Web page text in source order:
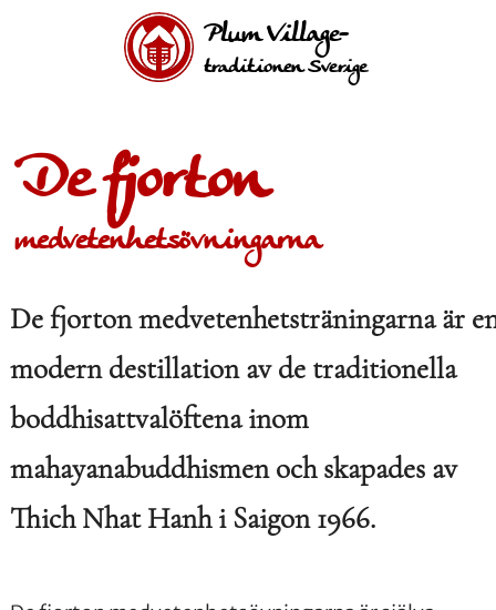
Plum Village-
traditionen Sverige
De fjorton
medvetenhets­övningarna
De fjorton medvetenhetsträningarna är
modern destillation av de traditionella
boddhisattvalöftena inom
mahayanabuddhismen och skapades av
Thich Nhat Hanh i Saigon 1966.